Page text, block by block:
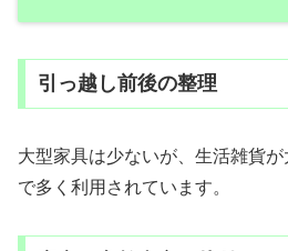
引っ越し前後の整理
大型家具は少ないが、生活雑貨
で多く利用されています。